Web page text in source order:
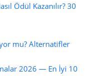
Ödül Kazanılır? 30
mu? Alternatifler
2026 — En İyi 10